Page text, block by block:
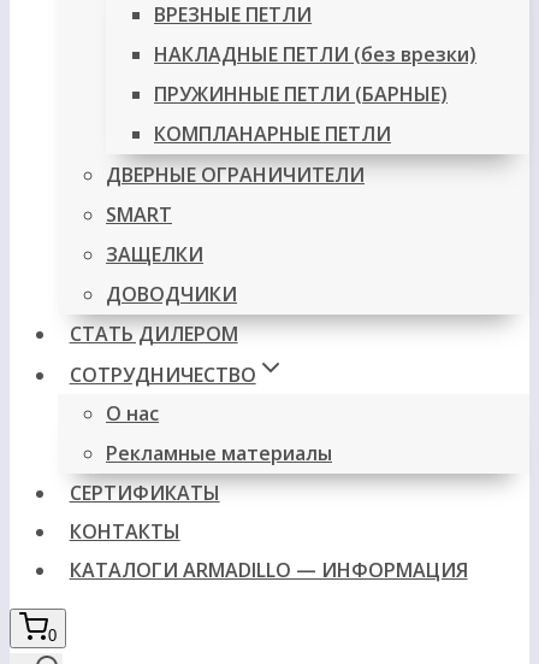
ВРЕЗНЫЕ ПЕТЛИ
НАКЛАДНЫЕ ПЕТЛИ (без врезки)
ПРУЖИННЫЕ ПЕТЛИ (БАРНЫЕ)
КОМПЛАНАРНЫЕ ПЕТЛИ
ДВЕРНЫЕ ОГРАНИЧИТЕЛИ
SMART
ЗАЩЕЛКИ
ДОВОДЧИКИ
СТАТЬ ДИЛЕРОМ
СОТРУДНИЧЕСТВО
О нас
Рекламные материалы
СЕРТИФИКАТЫ
КОНТАКТЫ
КАТАЛОГИ ARMADILLO — ИНФОРМАЦИЯ
0